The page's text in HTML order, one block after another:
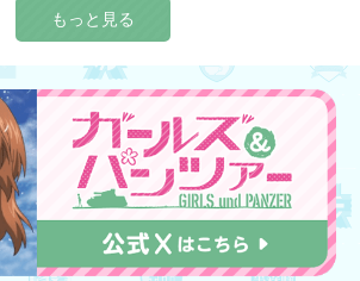
もっと見る